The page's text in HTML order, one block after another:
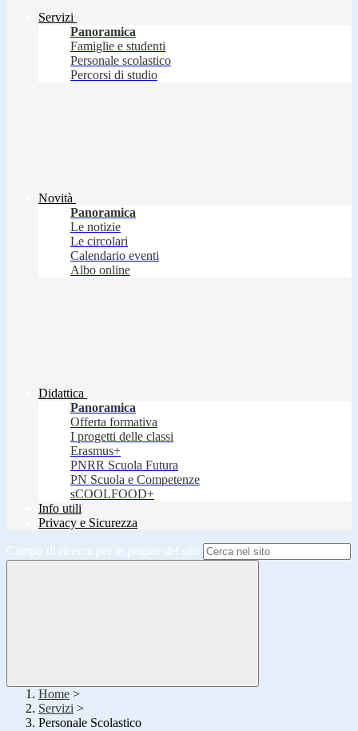
Servizi
Panoramica
Famiglie e studenti
Personale scolastico
Percorsi di studio
Novità
Panoramica
Le notizie
Le circolari
Calendario eventi
Albo online
Didattica
Panoramica
Offerta formativa
I progetti delle classi
Erasmus+
PNRR Scuola Futura
PN Scuola e Competenze
sCOOLFOOD+
Info utili
Privacy e Sicurezza
Campo di ricerca per le pagine del sito
Home >
Servizi >
Personale Scolastico